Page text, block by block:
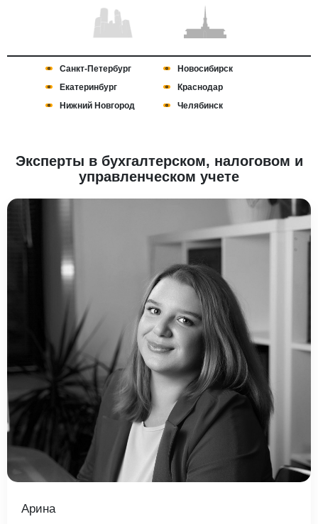
Санкт-Петербург
Новосибирск
Екатеринбург
Краснодар
Нижний Новгород
Челябинск
Эксперты в бухгалтерском, налоговом и
управленческом учете
Арина